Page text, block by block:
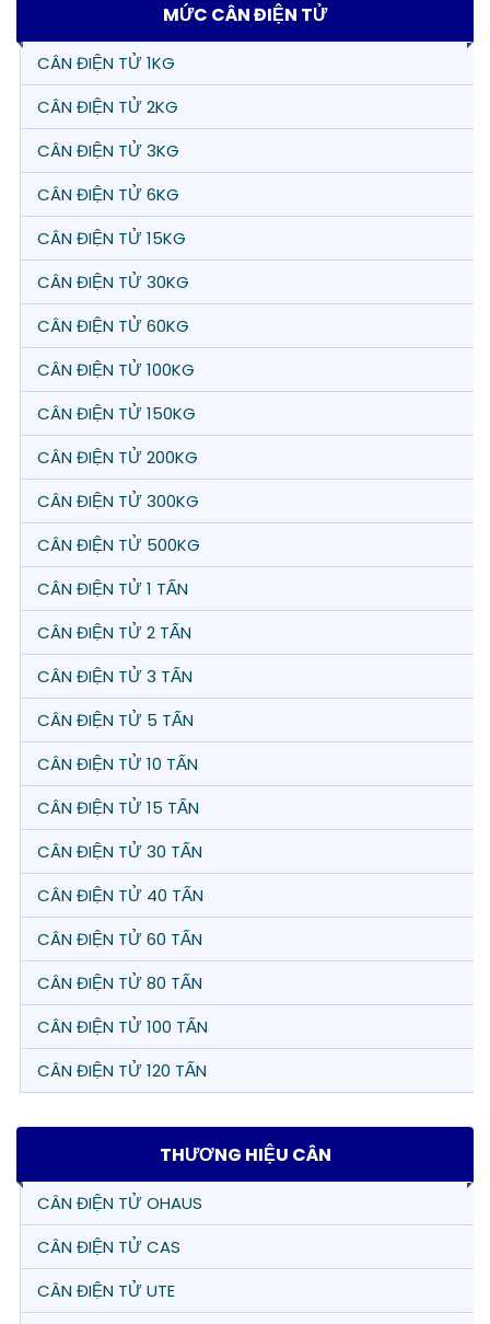
MỨC CÂN ĐIỆN TỬ
CÂN ĐIỆN TỬ 1KG
CÂN ĐIỆN TỬ 2KG
CÂN ĐIỆN TỬ 3KG
CÂN ĐIỆN TỬ 6KG
CÂN ĐIỆN TỬ 15KG
CÂN ĐIỆN TỬ 30KG
CÂN ĐIỆN TỬ 60KG
CÂN ĐIỆN TỬ 100KG
CÂN ĐIỆN TỬ 150KG
CÂN ĐIỆN TỬ 200KG
CÂN ĐIỆN TỬ 300KG
CÂN ĐIỆN TỬ 500KG
CÂN ĐIỆN TỬ 1 TẤN
CÂN ĐIỆN TỬ 2 TẤN
CÂN ĐIỆN TỬ 3 TẤN
CÂN ĐIỆN TỬ 5 TẤN
CÂN ĐIỆN TỬ 10 TẤN
CÂN ĐIỆN TỬ 15 TẤN
CÂN ĐIỆN TỬ 30 TẤN
CÂN ĐIỆN TỬ 40 TẤN
CÂN ĐIỆN TỬ 60 TẤN
CÂN ĐIỆN TỬ 80 TẤN
CÂN ĐIỆN TỬ 100 TẤN
CÂN ĐIỆN TỬ 120 TẤN
THƯƠNG HIỆU CÂN
CÂN ĐIỆN TỬ OHAUS
CÂN ĐIỆN TỬ CAS
CÂN ĐIỆN TỬ UTE